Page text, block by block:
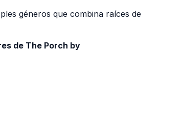
géneros que combina raíces de
de The Porch by